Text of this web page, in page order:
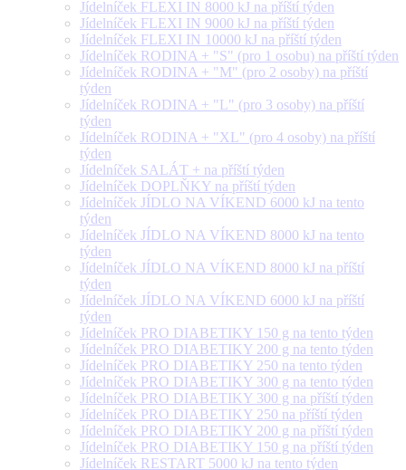
Jídelníček FLEXI IN 8000 kJ na příští týden
Jídelníček FLEXI IN 9000 kJ na příští týden
Jídelníček FLEXI IN 10000 kJ na příští týden
Jídelníček RODINA + "S" (pro 1 osobu) na příští týden
Jídelníček RODINA + "M" (pro 2 osoby) na příští
týden
Jídelníček RODINA + "L" (pro 3 osoby) na příští
týden
Jídelníček RODINA + "XL" (pro 4 osoby) na příští
týden
Jídelníček SALÁT + na příští týden
Jídelníček DOPLŇKY na příští týden
Jídelníček JÍDLO NA VÍKEND 6000 kJ na tento
týden
Jídelníček JÍDLO NA VÍKEND 8000 kJ na tento
týden
Jídelníček JÍDLO NA VÍKEND 8000 kJ na příští
týden
Jídelníček JÍDLO NA VÍKEND 6000 kJ na příští
týden
Jídelníček PRO DIABETIKY 150 g na tento týden
Jídelníček PRO DIABETIKY 200 g na tento týden
Jídelníček PRO DIABETIKY 250 na tento týden
Jídelníček PRO DIABETIKY 300 g na tento týden
Jídelníček PRO DIABETIKY 300 g na příští týden
Jídelníček PRO DIABETIKY 250 na příští týden
Jídelníček PRO DIABETIKY 200 g na příští týden
Jídelníček PRO DIABETIKY 150 g na příští týden
Jídelníček RESTART 5000 kJ na tento týden